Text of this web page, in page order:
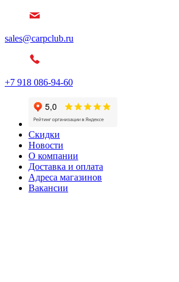
sales@carpclub.ru
+7 918 086-94-60
Скидки
Новости
О компании
Доставка и оплата
Адреса магазинов
Вакансии